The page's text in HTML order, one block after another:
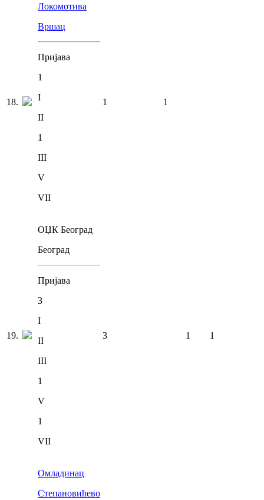
18.
Локомотива
Вршац
Пријава
1
I
II
1
III
V
VII
1 1
19.
ОЏК Београд
Београд
Пријава
3
I
II
III
1
V
1
VII
3 1 1
Омладинац
Степановићево